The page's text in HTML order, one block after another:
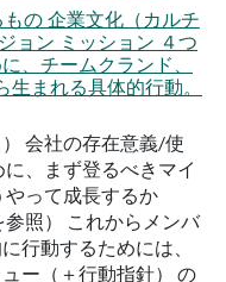
の 企業文化（カルチ
ョン ミッション ４つ
、チームクランド、
まれる具体的行動。
会社の存在意義/使
、まず登るべきマイ
やって成長するか
参照） これからメンバ
行動するためには、
ー（＋行動指針） の